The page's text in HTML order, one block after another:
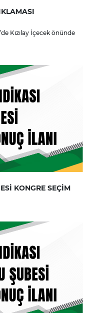
Kızılay İçecek önünde
KONGRE SEÇİM